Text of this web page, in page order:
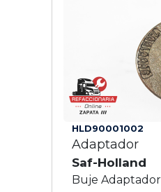
HLD90001002
Adaptador
Saf-Holland
Buje